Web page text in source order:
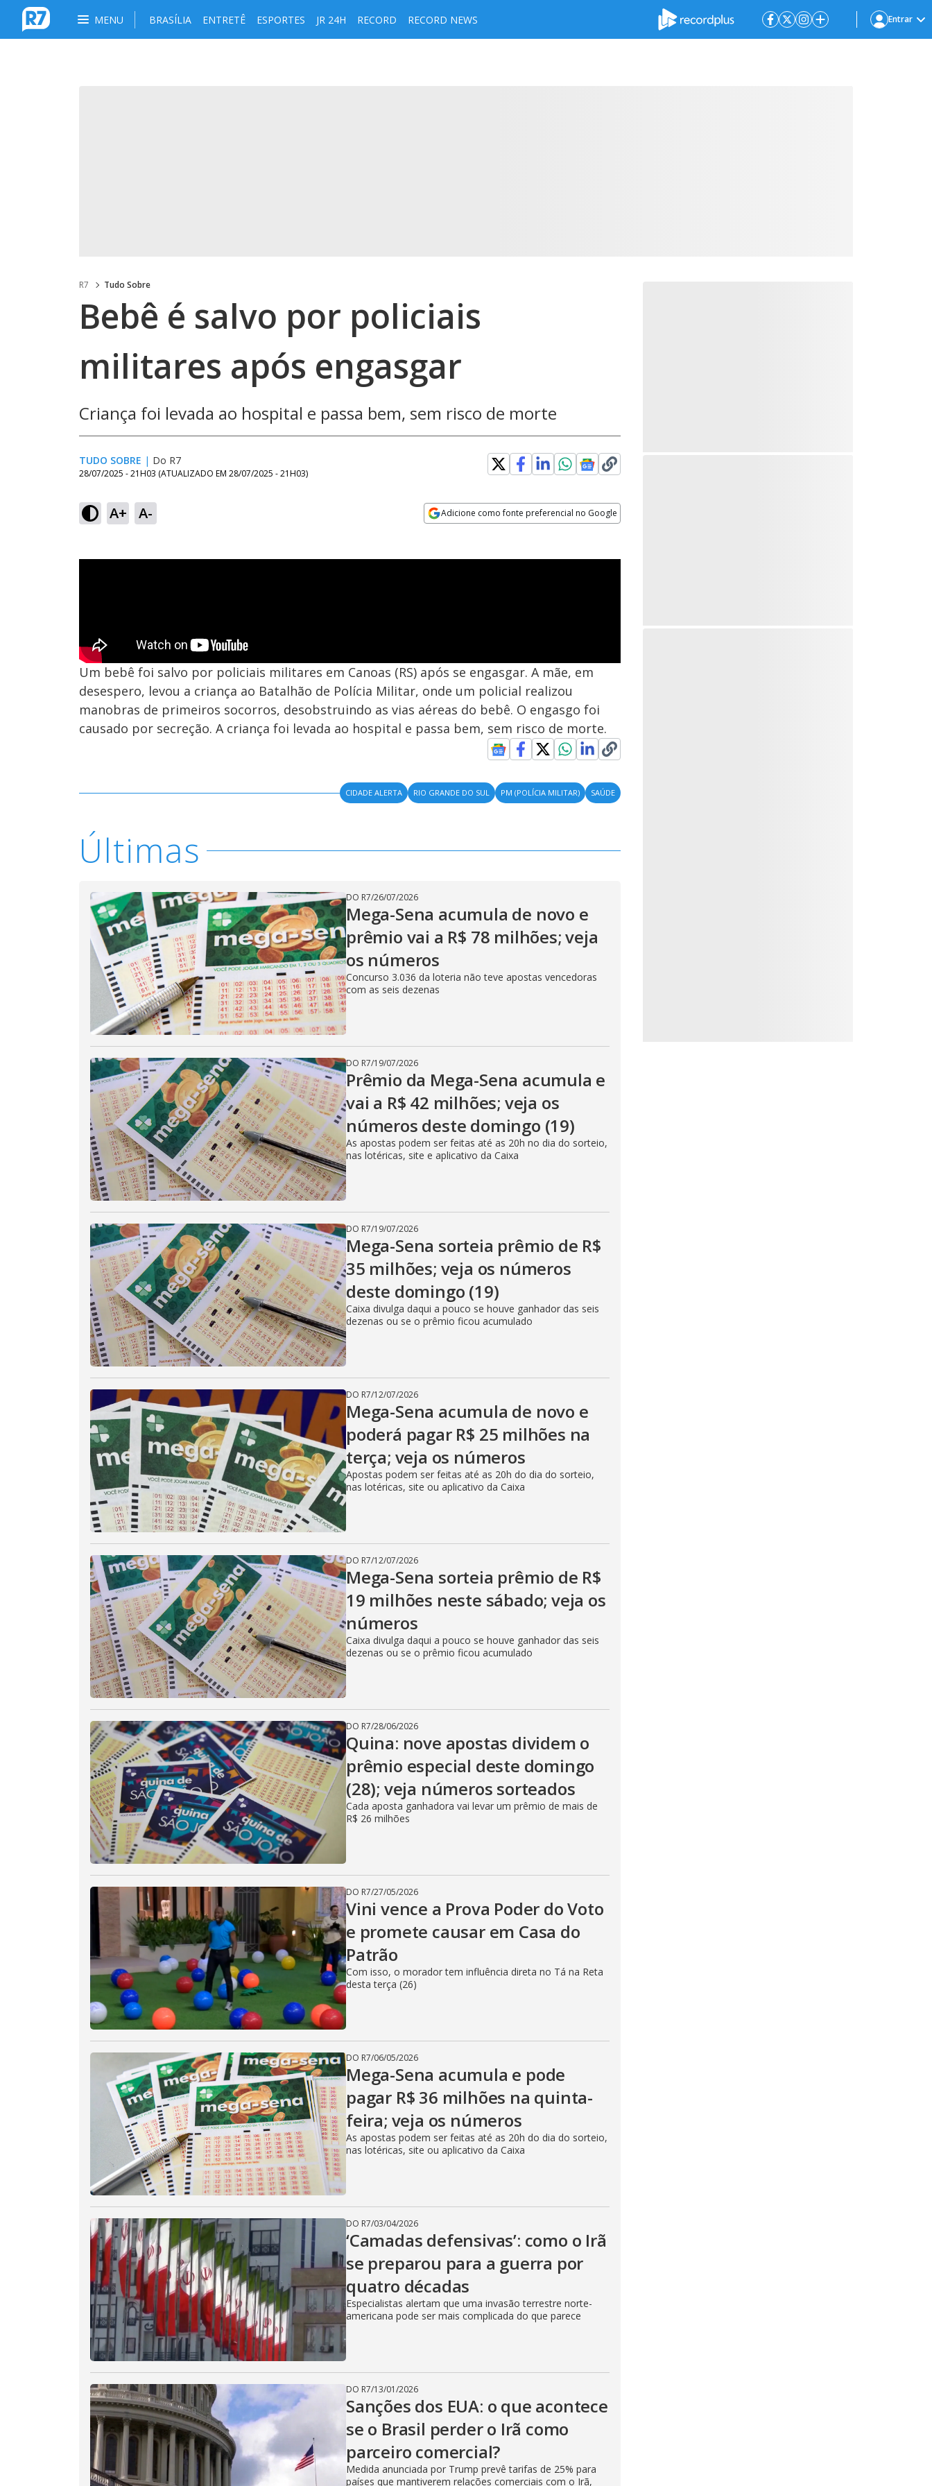
MENU BRASÍLIA ENTRETÊ ESPORTES JR 24H RECORD RECORD NEWS Entrar
R7 Tudo Sobre
Bebê é salvo por policiais
militares após engasgar
Criança foi levada ao hospital e passa bem, sem risco de morte
TUDO SOBRE | Do R7
28/07/2025 - 21H03 (ATUALIZADO EM 28/07/2025 - 21H03)
A+ A- Adicione como fonte preferencial no Google
Um bebê foi salvo por policiais militares em Canoas (RS) após se engasgar. A mãe, em
desespero, levou a criança ao Batalhão de Polícia Militar, onde um policial realizou
manobras de primeiros socorros, desobstruindo as vias aéreas do bebê. O engasgo foi
causado por secreção. A criança foi levada ao hospital e passa bem, sem risco de morte.
CIDADE ALERTA RIO GRANDE DO SUL PM (POLÍCIA MILITAR) SAÚDE
Últimas
DO R7/26/07/2026
Mega-Sena acumula de novo e
prêmio vai a R$ 78 milhões; veja
os números
Concurso 3.036 da loteria não teve apostas vencedoras
com as seis dezenas
DO R7/19/07/2026
Prêmio da Mega-Sena acumula e
vai a R$ 42 milhões; veja os
números deste domingo (19)
As apostas podem ser feitas até as 20h no dia do sorteio,
nas lotéricas, site e aplicativo da Caixa
DO R7/19/07/2026
Mega-Sena sorteia prêmio de R$
35 milhões; veja os números
deste domingo (19)
Caixa divulga daqui a pouco se houve ganhador das seis
dezenas ou se o prêmio ficou acumulado
DO R7/12/07/2026
Mega-Sena acumula de novo e
poderá pagar R$ 25 milhões na
terça; veja os números
Apostas podem ser feitas até as 20h do dia do sorteio,
nas lotéricas, site ou aplicativo da Caixa
DO R7/12/07/2026
Mega-Sena sorteia prêmio de R$
19 milhões neste sábado; veja os
números
Caixa divulga daqui a pouco se houve ganhador das seis
dezenas ou se o prêmio ficou acumulado
DO R7/28/06/2026
Quina: nove apostas dividem o
prêmio especial deste domingo
(28); veja números sorteados
Cada aposta ganhadora vai levar um prêmio de mais de
R$ 26 milhões
DO R7/27/05/2026
Vini vence a Prova Poder do Voto
e promete causar em Casa do
Patrão
Com isso, o morador tem influência direta no Tá na Reta
desta terça (26)
DO R7/06/05/2026
Mega-Sena acumula e pode
pagar R$ 36 milhões na quinta-
feira; veja os números
As apostas podem ser feitas até as 20h do dia do sorteio,
nas lotéricas, site ou aplicativo da Caixa
DO R7/03/04/2026
‘Camadas defensivas’: como o Irã
se preparou para a guerra por
quatro décadas
Especialistas alertam que uma invasão terrestre norte-
americana pode ser mais complicada do que parece
DO R7/13/01/2026
Sanções dos EUA: o que acontece
se o Brasil perder o Irã como
parceiro comercial?
Medida anunciada por Trump prevê tarifas de 25% para
países que mantiverem relações comerciais com o Irã,